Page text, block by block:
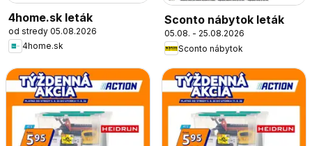
4home.sk leták
od stredy 05.08.2026
4home.sk
Sconto nábytok leták
05.08. - 25.08.2026
Sconto nábytok